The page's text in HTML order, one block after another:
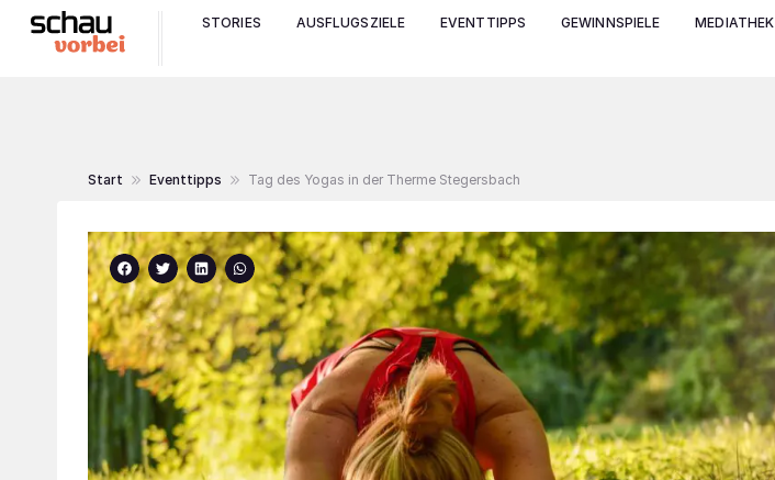
STORIES AUSFLUGSZIELE EVENTTIPPS GEWINNSPIELE MEDIATHEK
Start Eventtipps Tag des Yogas in der Therme Stegersbach